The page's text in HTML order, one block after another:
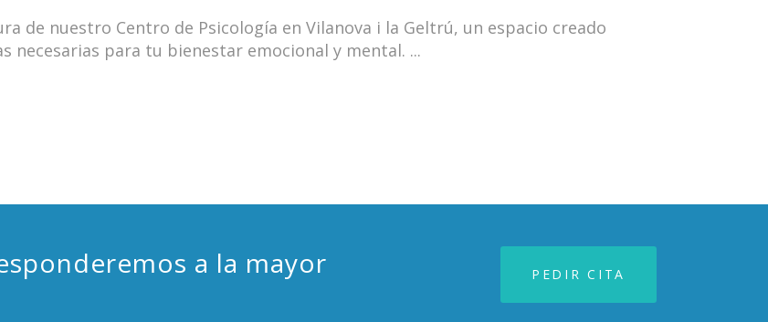
de nuestro Centro de Psicología en Vilanova i la Geltrú, un espacio creado
necesarias para tu bienestar emocional y mental. ...
a la mayor PEDIR CITA